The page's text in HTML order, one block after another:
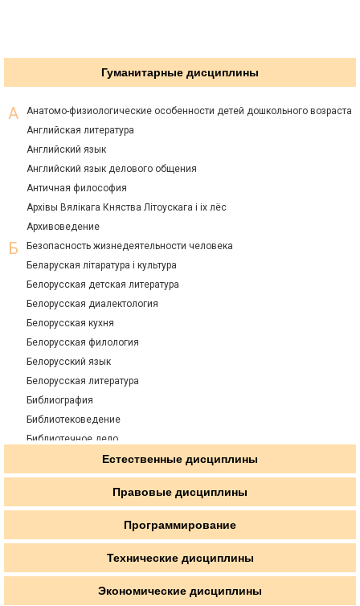
Гуманитарные дисциплины
Анатомо-физиологические особенности детей дошкольного возраста
Английская литература
Английский язык
Английский язык делового общения
Античная философия
Архiвы Вялiкага Княства Лiтоускага i ix лёс
Архивоведение
Безопасность жизнедеятельности человека
Беларуская лiтаратура i культура
Белорусская детская литература
Белорусская диалектология
Белорусская кухня
Белорусская филология
Белорусский язык
Белорусская литература
Библиография
Библиотековедение
Библиотечное дело
Библиотечно-информационное обслуживание
Биография
Введение в литературоведение
Введение в учительскую профессию
Введение в языкознание
Великая Отечественная Война
Виртуальная психология
Естественные дисциплины
Правовые дисциплины
Программирование
Технические дисциплины
Экономические дисциплины